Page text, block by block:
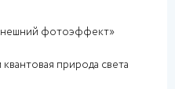
фотоэффект»
природа света